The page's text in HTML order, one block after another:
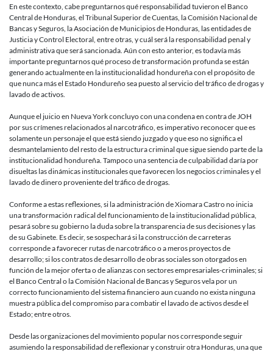
de
activos
En este contexto, cabe preguntarnos qué responsabilidad tuvieron el Banco
Central de Honduras, el Tribunal Superior de Cuentas, la Comisión Nacional de
Bancas y Seguros, la Asociación de Municipios de Honduras, las entidades de
Justicia y Control Electoral, entre otras, y cuál será la responsabilidad penal y
administrativa que será sancionada. Aún con esto anterior, es todavía más
importante preguntarnos qué proceso de transformación profunda se están
generando actualmente en la institucionalidad hondureña con el propósito de
que nunca más el Estado Hondureño sea puesto al servicio del tráfico de drogas y
lavado de activos.
Aunque el juicio en Nueva York concluyo con una condena en contra de JOH
por sus crímenes relacionados al narcotráfico, es imperativo reconocer que es
solamente un personaje el que está siendo juzgado y que eso no significa el
desmantelamiento del resto de la estructura criminal que sigue siendo parte de la
institucionalidad hondureña. Tampoco una sentencia de culpabilidad daría por
disueltas las dinámicas institucionales que favorecen los negocios criminales y el
lavado de dinero proveniente del tráfico de drogas.
Conforme a estas reflexiones, si la administración de Xiomara Castro no inicia
una transformación radical del funcionamiento de la institucionalidad pública,
pesará sobre su gobierno la duda sobre la transparencia de sus decisiones y las
de su Gabinete. Es decir, se sospechará si la construcción de carreteras
corresponde a favorecer rutas de narcotráfico o a meros proyectos de
desarrollo; si los contratos de desarrollo de obras sociales son otorgados en
función de la mejor oferta o de alianzas con sectores empresariales-criminales; si
el Banco Central o la Comisión Nacional de Bancas y Seguros vela por un
correcto funcionamiento del sistema financiero aun cuando no exista ninguna
muestra pública del compromiso para combatir el lavado de activos desde el
Estado; entre otros.
Desde las organizaciones del movimiento popular nos corresponde seguir
asumiendo la responsabilidad de reflexionar y construir otra Honduras, una que